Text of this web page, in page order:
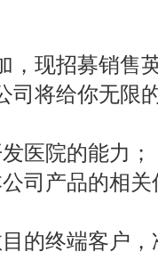
，现招募销售
司将给你无限
医院的能力；
司产品的相关
的终端客户